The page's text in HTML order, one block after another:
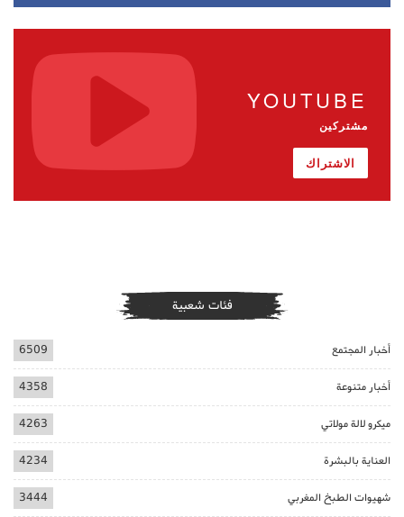
YOUTUBE
مشتركين
الاشتراك
فئات شعبية
أخبار المجتمع 6509
أخبار متنوعة 4358
ميكرو لالة مولاتي 4263
العناية بالبشرة 4234
شهيوات الطبخ المغربي 3444